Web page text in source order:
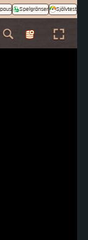
Spelgränser Självtest